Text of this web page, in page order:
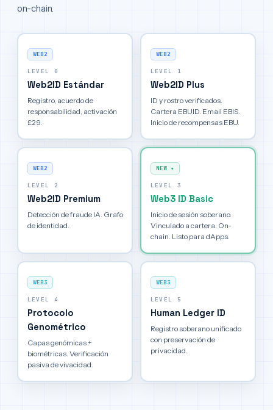
on-chain.
WEB2
LEVEL 0
Web2ID Estándar
Registro, acuerdo de
responsabilidad, activación
£29.
WEB2
LEVEL 1
Web2ID Plus
ID y rostro verificados.
Cartera EBUID. Email EBIS.
Inicio de recompensas EBU.
WEB2
LEVEL 2
Web2ID Premium
Detección de fraude IA. Grafo
de identidad.
NEW ✦
LEVEL 3
Web3 ID Basic
Inicio de sesión soberano.
Vinculado a cartera. On-
chain. Listo para dApps.
WEB3
LEVEL 4
Protocolo
Genométrico
Capas genómicas +
biométricas. Verificación
pasiva de vivacidad.
WEB3
LEVEL 5
Human Ledger ID
Registro soberano unificado
con preservación de
privacidad.